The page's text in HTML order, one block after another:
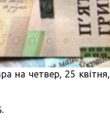
на четвер, 25 квітня,